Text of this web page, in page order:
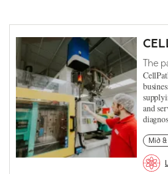
The
and
Mid &